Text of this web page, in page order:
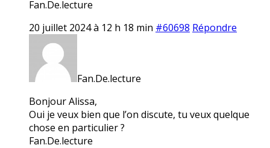
Fan.De.lecture
20 juillet 2024 à 12 h 18 min #60698 Répondre
Fan.De.lecture
Bonjour Alissa,
Oui je veux bien que l’on discute, tu veux quelque
chose en particulier ?
Fan.De.lecture